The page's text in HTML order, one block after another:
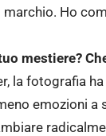
Ho
mestiere?
la fotografia
emozioni